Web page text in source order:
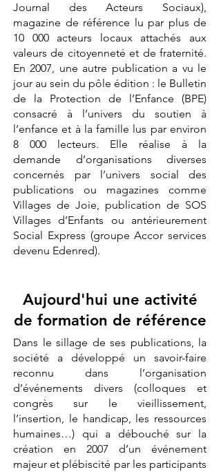
Journal des Acteurs Sociaux),
magazine de référence lu par plus de
10 000 acteurs locaux attachés aux
valeurs de citoyenneté et de fraternité.
En 2007, une autre publication a vu le
jour au sein du pôle édition : le Bulletin
de la Protection de l’Enfance (BPE)
consacré à l’univers du soutien à
l’enfance et à la famille lus par environ
8 000 lecteurs. Elle réalise à la
demande d’organisations diverses
concernés par l’univers social des
publications ou magazines comme
Villages de Joie, publication de SOS
Villages d’Enfants ou antérieurement
Social Express (groupe Accor services
devenu Edenred).
Aujourd'hui une activité
de formation de référence
Dans le sillage de ses publications, la
société a développé un savoir-faire
reconnu dans l’organisation
d’événements divers (colloques et
congrès sur le vieillissement,
l’insertion, le handicap, les ressources
humaines…) qui a débouché sur la
création en 2007 d’un événement
majeur et plébiscité par les participants